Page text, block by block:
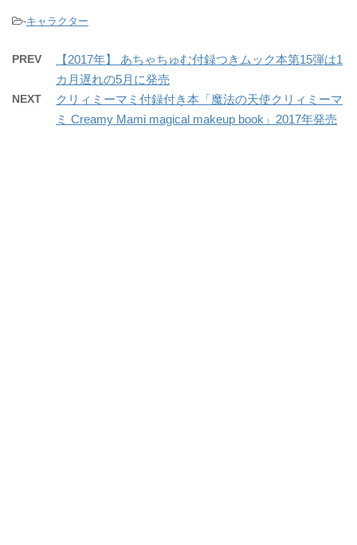
-キャラクター
PREV
【2017年】 あちゃちゅむ付録つきムック本第15弾は1
カ月遅れの5月に発売
NEXT
クリィミーマミ付録付き本「魔法の天使クリィミーマ
ミ Creamy Mami magical makeup book」2017年発売